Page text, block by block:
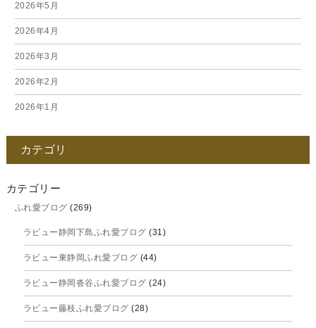
2026年5月
2026年4月
2026年3月
2026年2月
2026年1月
2025年11月
2025年10月
2025年9月
2025年8月
2025年7月
2025年6月
2025年5月
カテゴリ
カテゴリー
ふれ愛ブログ (269)
ラビュー静岡下島ふれ愛ブログ (31)
ラビュー東静岡ふれ愛ブログ (44)
ラビュー静岡沓谷ふれ愛ブログ (24)
ラビュー藤枝ふれ愛ブログ (28)